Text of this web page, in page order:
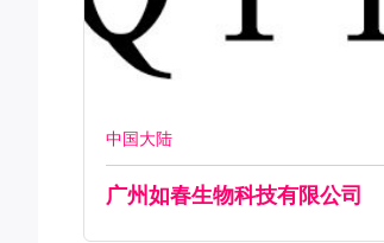
中国大陆
广州如春生物科技有限公司